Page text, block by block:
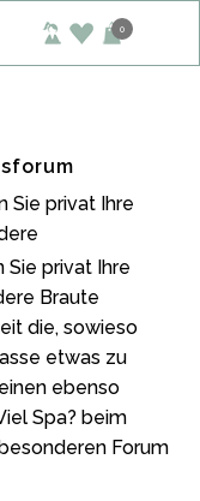
0
Sie privat Ihre
Sie privat Ihre
Braute
die, sowieso
etwas zu
ebenso
Spa? beim
Forum